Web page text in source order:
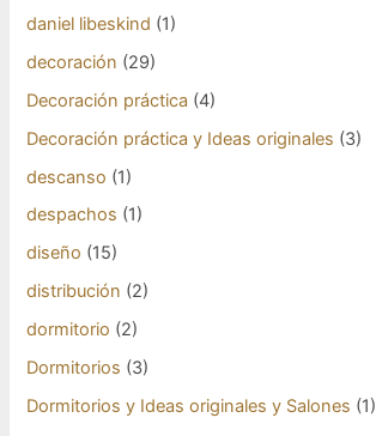
daniel libeskind (1)
decoración (29)
Decoración práctica (4)
Decoración práctica y Ideas originales (3)
descanso (1)
despachos (1)
diseño (15)
distribución (2)
dormitorio (2)
Dormitorios (3)
Dormitorios y Ideas originales y Salones (1)